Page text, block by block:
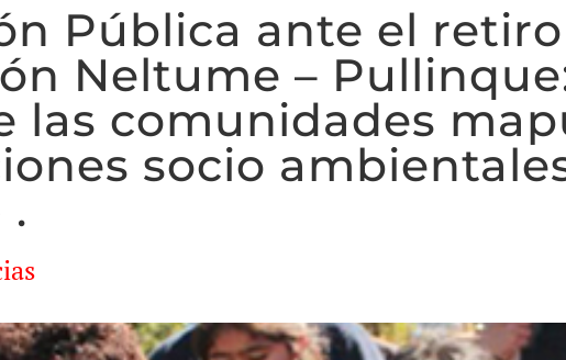
Pública ante el
Neltume –
las comunidades
socio
.